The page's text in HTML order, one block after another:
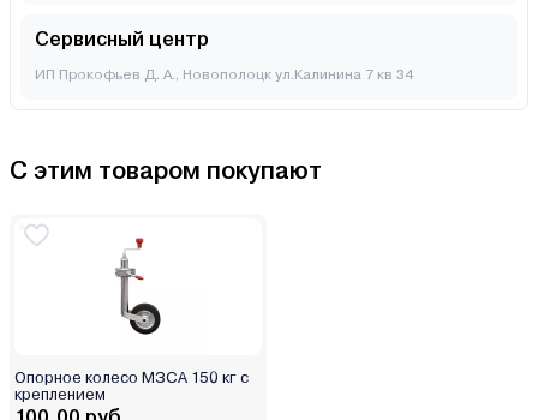
Сервисный центр
ИП Прокофьев Д. А., Новополоцк ул.Калинина 7 кв 34
С этим товаром покупают
Опорное колесо МЗСА 150 кг с
креплением